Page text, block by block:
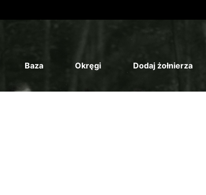
Baza Okręgi Dodaj żołnierza